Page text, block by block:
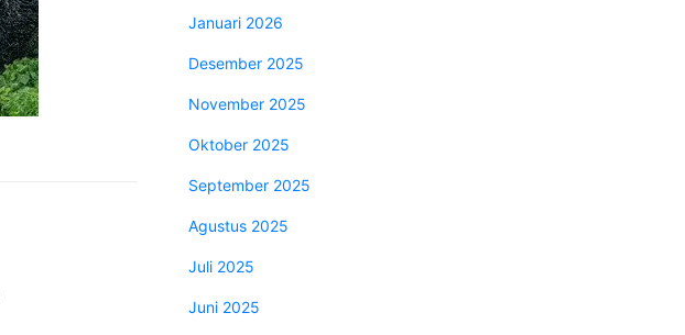
Januari 2026
Desember 2025
November 2025
Oktober 2025
September 2025
Agustus 2025
Juli 2025
Juni 2025